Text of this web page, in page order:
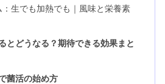
：生でも加熱でも｜風味と栄養素
とどうなる？期待できる効果まと
菌活の始め方